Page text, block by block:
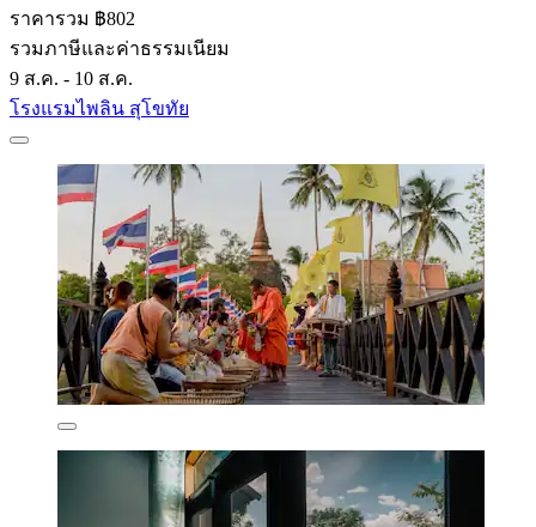
ราคารวม ฿802
รวมภาษีและค่าธรรมเนียม
9 ส.ค. - 10 ส.ค.
โรงแรมไพลิน สุโขทัย